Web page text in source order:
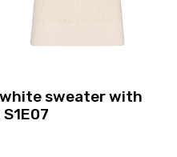
white sweater with